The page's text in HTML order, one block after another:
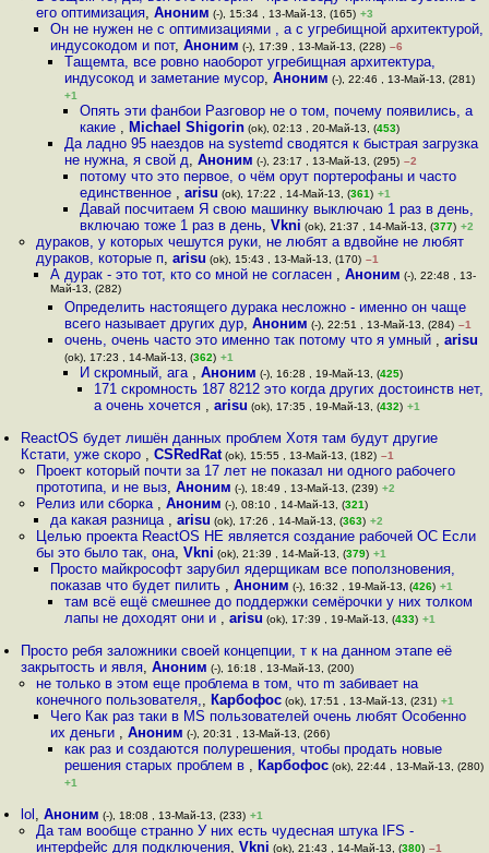
его оптимизация, Аноним (-), 15:34 , 13-Май-13, (165) +3
Он не нужен не с оптимизациями , а с угребищной архитектурой,
индусокодом и пот, Аноним (-), 17:39 , 13-Май-13, (228) –6
Тaщeмта, все ровно наоборот угрeбищная архитектура,
индycoкод и заметание мусор,Аноним (-), 22:46 , 13-Май-13, (281)
+1
Опять эти фанбои Разговор не о том, почему появились, а
какие , Michael Shigorin(ok), 02:13 , 20-Май-13, (453)
Да ладно 95 наездов на systemd сводятся к быстрая загрузка
не нужна, я свой д,Аноним (-), 23:17 , 13-Май-13, (295) –2
потому что это первое, о чём орут портерофаны и часто
единственное , arisu (ok), 17:22 , 14-Май-13, (361) +1
Давай посчитаем Я свою машинку выключаю 1 раз в день,
включаю тоже 1 раз в день, Vkni (ok), 21:37 , 14-Май-13, (377) +2
дураков, у которых чешутся руки, не любят а вдвойне не любят
дураков, которые п, arisu (ok), 15:43 , 13-Май-13, (170) –1
А дурак - это тот, кто со мной не согласен , Аноним (-), 22:48 , 13-
Май-13, (282)
Определить настоящего дурака несложно - именно он чаще
всего называет других дур,Аноним (-), 22:51 , 13-Май-13, (284) –1
очень, очень часто это именно так потому что я умный ,arisu
(ok), 17:23 , 14-Май-13, (362) +1
И скромный, ага , Аноним (-), 16:28 , 19-Май-13, (425)
171 скромность 187 8212 это когда других достоинств нет,
а очень хочется , arisu (ok), 17:35 , 19-Май-13, (432) +1
ReactOS будет лишён данных проблем Хотя там будут другие
Кстати, уже скоро ,CSRedRat (ok), 15:55 , 13-Май-13, (182) –1
Проект который почти за 17 лет не показал ни одного рабочего
прототипа, и не выз, Аноним (-), 18:49 , 13-Май-13, (239) +2
Релиз или сборка , Аноним (-), 08:10 , 14-Май-13, (321)
да какая разница , arisu (ok), 17:26 , 14-Май-13, (363) +2
Целью проекта ReactOS НЕ является создание рабочей ОС Если
бы это было так, она, Vkni (ok), 21:39 , 14-Май-13, (379) +1
Просто майкрософт зарубил ядерщикам все поползновения,
показав что будет пилить , Аноним (-), 16:32 , 19-Май-13, (426) +1
там всё ещё смешнее до поддержки семёрочки у них толком
лапы не доходят они и ,arisu (ok), 17:39 , 19-Май-13, (433) +1
Просто ребя заложники своей концепции, т к на данном этапе её
закрытость и явля,Аноним (-), 16:18 , 13-Май-13, (200)
не только в этом еще проблема в том, что m забивает на
конечного пользователя,, Карбофос(ok), 17:51 , 13-Май-13, (231) +1
Чего Как раз таки в MS пользователей очень любят Особенно
их деньги , Аноним (-), 20:31 , 13-Май-13, (266)
как раз и создаются полурешения, чтобы продать новые
решения старых проблем в , Карбофос (ok), 22:44 , 13-Май-13, (280)
+1
lol ,Аноним (-), 18:08 , 13-Май-13, (233) +1
Да там вообще странно У них есть чудесная штука IFS -
интерфейс для подключения, Vkni (ok), 21:43 , 14-Май-13, (380) –1